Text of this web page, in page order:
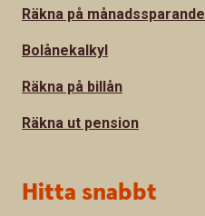
Räkna på månadssparande
Bolånekalkyl
Räkna på billån
Räkna ut pension
Hitta snabbt